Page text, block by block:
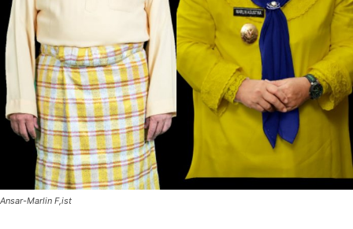
Ansar-Marlin F,ist